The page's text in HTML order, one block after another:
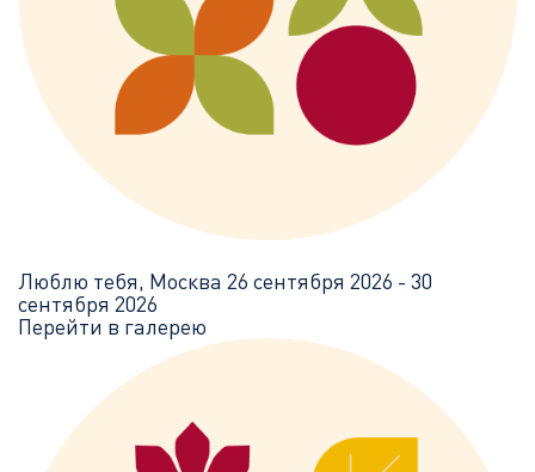
Люблю тебя, Москва 26 сентября 2026 - 30
сентября 2026
Перейти в галерею